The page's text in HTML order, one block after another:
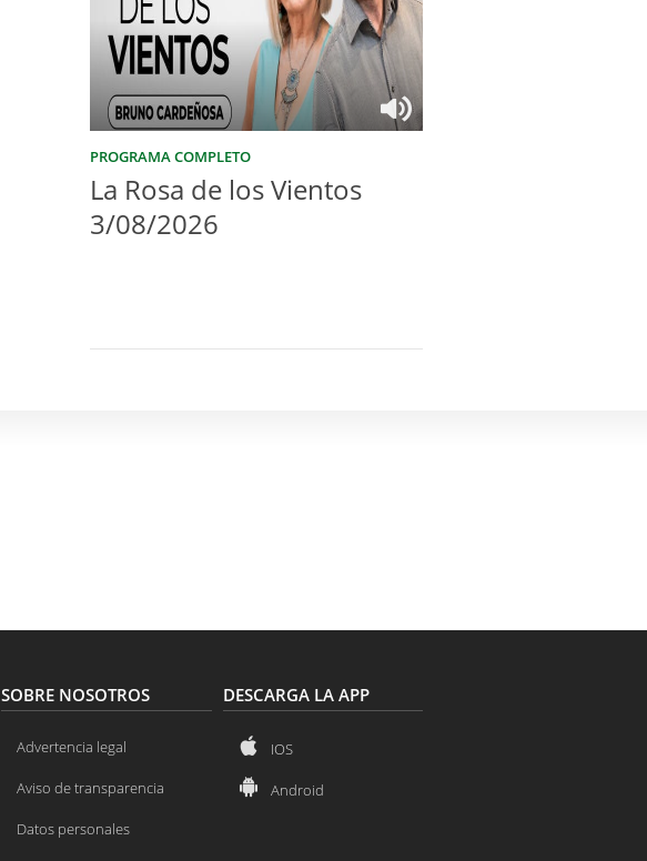
PROGRAMA COMPLETO
La Rosa de los Vientos
3/08/2026
SOBRE NOSOTROS
Advertencia legal
Aviso de transparencia
Datos personales
DESCARGA LA APP
IOS
Android